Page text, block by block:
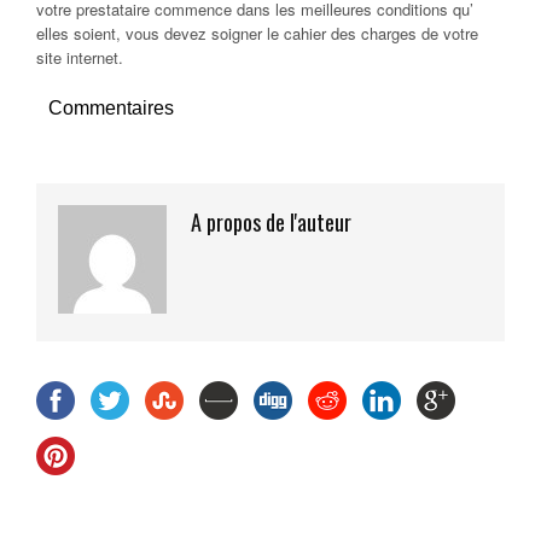
votre prestataire commence dans les meilleures conditions qu’
elles soient, vous devez soigner le cahier des charges de votre
site internet.
Commentaires
A propos de l'auteur